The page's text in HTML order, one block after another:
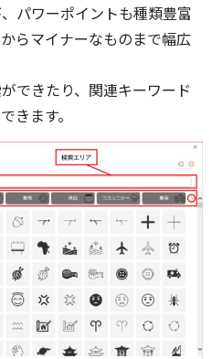
パワーポイントも種類豊富
らマイナーなものまで幅広
できたり、関連キーワード
きます。